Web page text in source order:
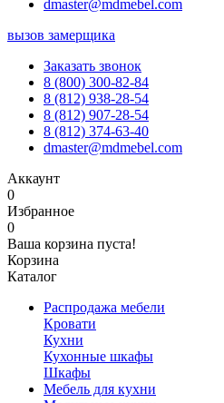
dmaster@mdmebel.com
вызов замерщика
Заказать звонок
8 (800) 300-82-84
8 (812) 938-28-54
8 (812) 907-28-54
8 (812) 374-63-40
dmaster@mdmebel.com
Аккаунт
0
Избранное
0
Ваша корзина пуста!
Корзина
Каталог
Распродажа мебели
Кровати
Кухни
Кухонные шкафы
Шкафы
Мебель для кухни